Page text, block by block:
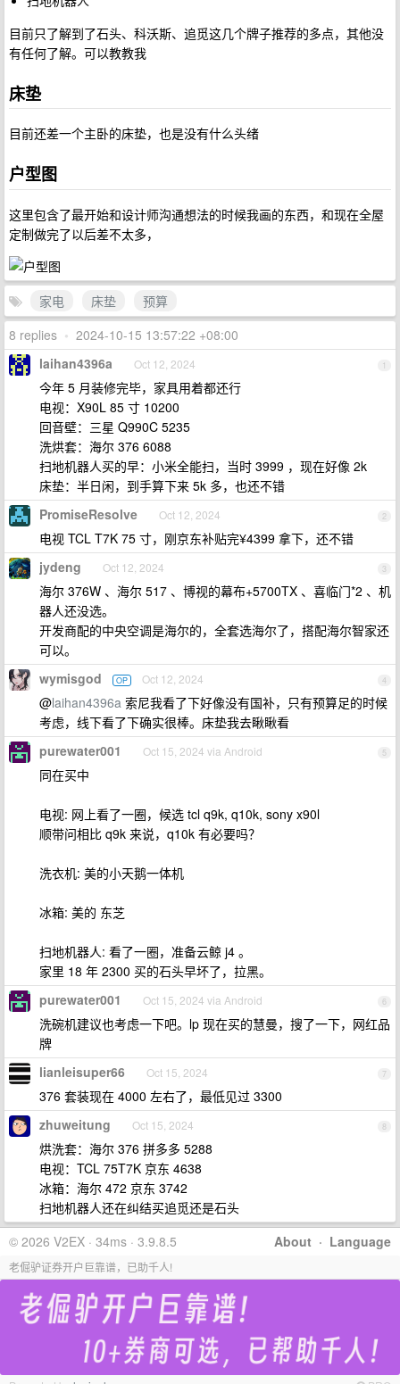
目前只了解到了石头、科沃斯、追觅这几个牌子推荐的多点，其他没
有任何了解。可以教教我
床垫
目前还差一个主卧的床垫，也是没有什么头绪
户型图
这里包含了最开始和设计师沟通想法的时候我画的东西，和现在全屋
定制做完了以后差不太多，
家电 床垫
预算
8 replies • 2024-10-15 13:57:22 +08:00
1
laihan4396a Oct 12, 2024
今年 5 月装修完毕，家具用着都还行
电视：X90L 85 寸 10200
回音壁：三星 Q990C 5235
洗烘套：海尔 376 6088
扫地机器人买的早：小米全能扫，当时 3999 ，现在好像 2k
床垫：半日闲，到手算下来 5k 多，也还不错
2
PromiseResolve Oct 12, 2024
电视 TCL T7K 75 寸，刚京东补贴完¥4399 拿下，还不错
3
jydeng Oct 12, 2024
海尔 376W 、海尔 517 、博视的幕布+5700TX 、喜临门*2 、机
器人还没选。
开发商配的中央空调是海尔的，全套选海尔了，搭配海尔智家还
可以。
4
wymisgod OP Oct 12, 2024
@laihan4396a 索尼我看了下好像没有国补，只有预算足的时候
考虑，线下看了下确实很棒。床垫我去瞅瞅看
5
purewater001 Oct 15, 2024 via Android
同在买中
电视: 网上看了一圈，候选 tcl q9k, q10k, sony x90l
顺带问相比 q9k 来说，q10k 有必要吗？
洗衣机: 美的小天鹅一体机
冰箱: 美的 东芝
扫地机器人: 看了一圈，准备云鲸 j4 。
家里 18 年 2300 买的石头早坏了，拉黑。
6
purewater001 Oct 15, 2024 via Android
洗碗机建议也考虑一下吧。lp 现在买的慧曼，搜了一下，网红品
牌
7
lianleisuper66 Oct 15, 2024
376 套装现在 4000 左右了，最低见过 3300
8
zhuweitung Oct 15, 2024
烘洗套：海尔 376 拼多多 5288
电视：TCL 75T7K 京东 4638
冰箱：海尔 472 京东 3742
扫地机器人还在纠结买追觅还是石头
About · Language
© 2026 V2EX · 34ms · 3.9.8.5
老倔驴证券开户巨靠谱，已助千人!